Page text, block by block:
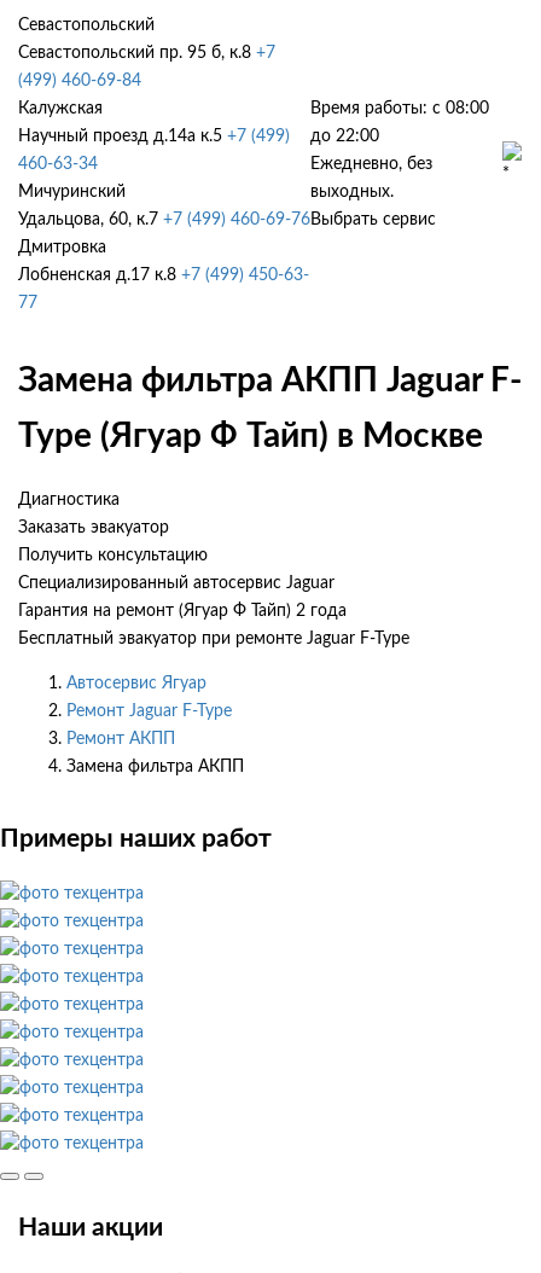
Севастопольский
Севастопольский пр. 95 б, к.8 +7
(499) 460-69-84
Калужская
Научный проезд д.14а к.5 +7 (499)
460-63-34
Мичуринский
Удальцова, 60, к.7 +7 (499) 460-69-76
Дмитровка
Лобненская д.17 к.8 +7 (499) 450-63-
77
Время работы: с 08:00
до 22:00
Ежедневно, без
выходных.
Выбрать сервис
Замена фильтра АКПП Jaguar F-
Type (Ягуар Ф Тайп) в Москве
Диагностика
Заказать эвакуатор
Получить консультацию
Специализированный автосервис Jaguar
Гарантия на ремонт (Ягуар Ф Тайп) 2 года
Бесплатный эвакуатор при ремонте Jaguar F-Type
Автосервис Ягуар
Ремонт Jaguar F-Type
Ремонт АКПП
Замена фильтра АКПП
Примеры наших работ
Наши акции